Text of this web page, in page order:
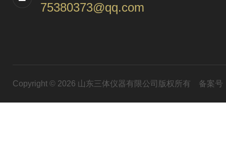
75380373@qq.com
Copyright © 2026 山东三体仪器有限公司版权所有 备案号